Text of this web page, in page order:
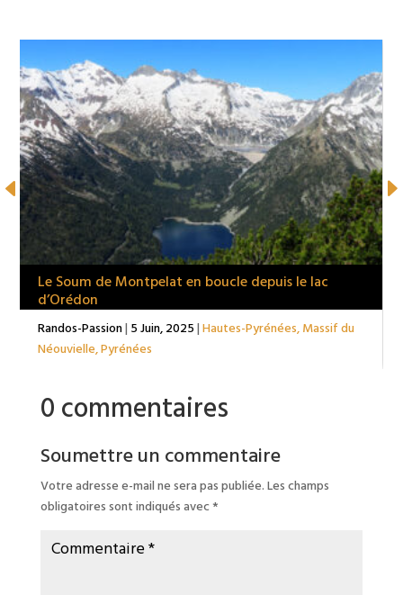
Le Soum de Montpelat en boucle depuis le lac
d’Orédon
Randos-Passion| 5 Juin, 2025 | Hautes-Pyrénées, Massif du
Néouvielle,Pyrénées
0 commentaires
Soumettre un commentaire
Votre adresse e-mail ne sera pas publiée. Les champs
obligatoires sont indiqués avec *